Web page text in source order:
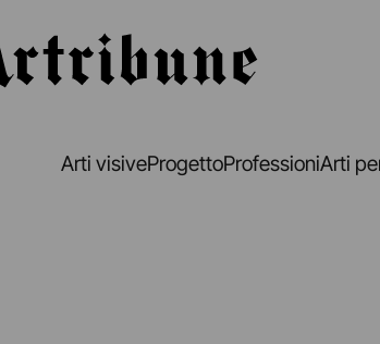
Arti visiveProgettoProfessioniArti